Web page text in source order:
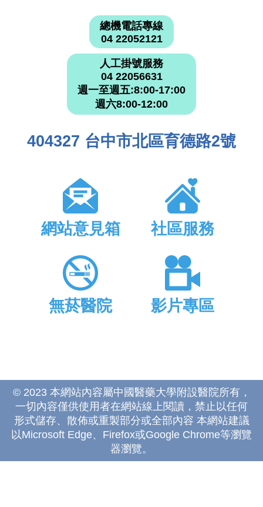
總機電話專線
04 22052121
人工掛號服務
04 22056631
週一至週五:8:00-17:00
週六8:00-12:00
404327 台中市北區育德路2號
網站意見箱 社區服務
無菸醫院 影片專區
© 2023 本網站內容屬中國醫藥大學附設醫院所有，
一切內容僅供使用者在網站線上閱讀，禁止以任何
形式儲存、散佈或重製部分或全部內容 本網站建議
以Microsoft Edge、Firefox或Google Chrome等瀏覽
器瀏覽。